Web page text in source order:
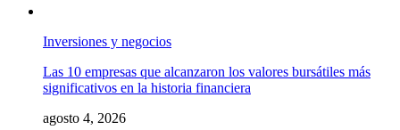
Inversiones y negocios
Las 10 empresas que alcanzaron los valores bursátiles más
significativos en la historia financiera
agosto 4, 2026